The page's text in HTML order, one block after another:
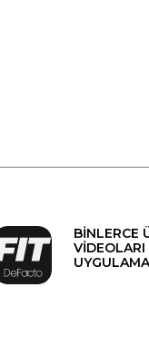
BİNLERCE